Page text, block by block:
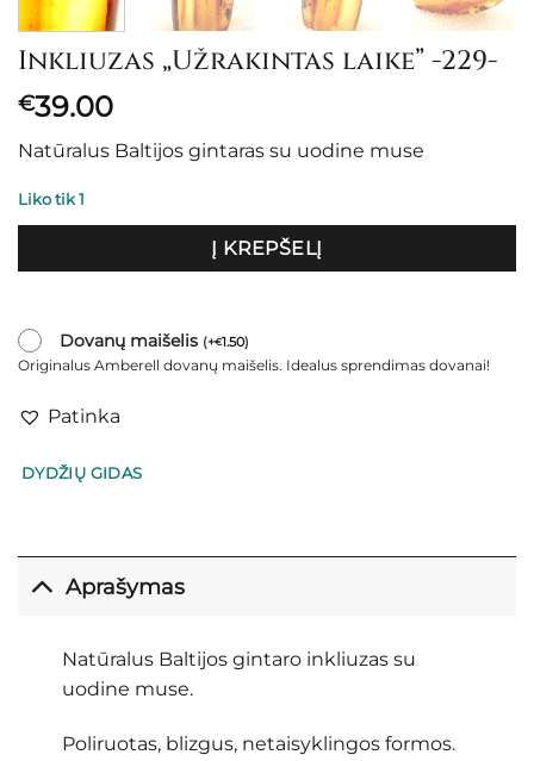
Inkliuzas „Užrakintas laike” -229-
€39.00
Natūralus Baltijos gintaras su uodine muse
Liko tik 1
Į KREPŠELĮ
Dovanų maišelis (+€1.50)
Originalus Amberell dovanų maišelis. Idealus sprendimas dovanai!
Patinka
DYDŽIŲ GIDAS
Aprašymas
Natūralus Baltijos gintaro inkliuzas su
uodine muse.
Poliruotas, blizgus, netaisyklingos formos.